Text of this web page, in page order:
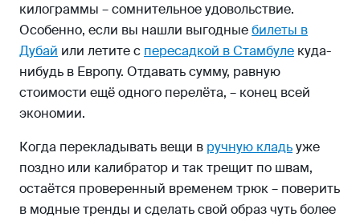
килограммы – сомнительное удовольствие.
Особенно, если вы нашли выгодныебилеты в
Дубай или летите с пересадкой в Стамбуле куда-
нибудь в Европу. Отдавать сумму, равную
стоимости ещё одного перелёта, – конец всей
экономии.
Когда перекладывать вещи в ручную кладьуже
поздно или калибратор и так трещит по швам,
остаётся проверенный временем трюк – поверить
в модные тренды и сделать свой образ чуть более